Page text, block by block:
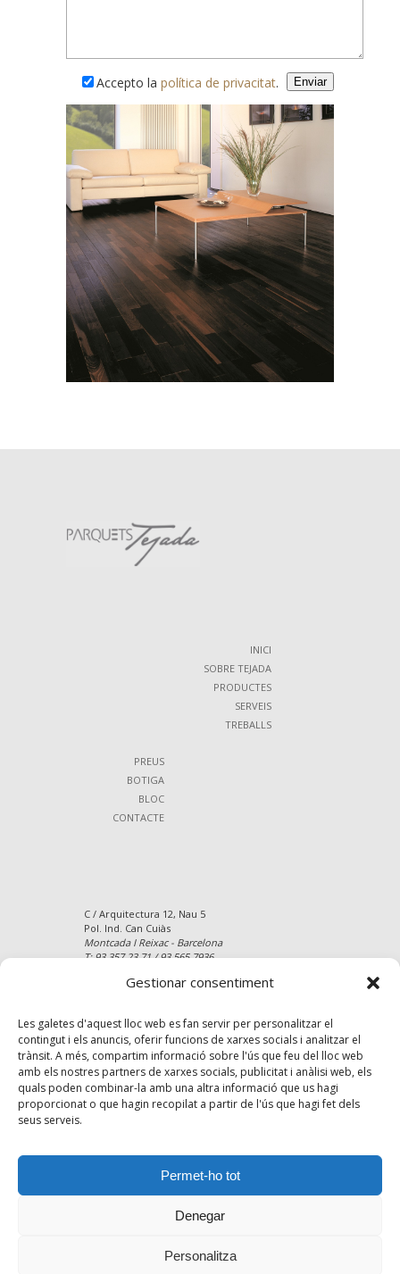
Gestionar consentiment
Les galetes d'aquest lloc web es fan servir per personalitzar el
contingut i els anuncis, oferir funcions de xarxes socials i analitzar el
trànsit. A més, compartim informació sobre l'ús que feu del lloc web
amb els nostres partners de xarxes socials, publicitat i anàlisi web, els
quals poden combinar-la amb una altra informació que us hagi
proporcionat o que hagin recopilat a partir de l'ús que hagi fet dels
seus serveis.
Permet-ho tot
Denegar
Personalitza
Accepto la política de privacitat.
INICI
SOBRE TEJADA
PRODUCTES
SERVEIS
TREBALLS
PREUS
BOTIGA
BLOC
CONTACTE
C / Arquitectura 12, Nau 5
Pol. Ind. Can Cuiàs
Montcada I Reixac - Barcelona
T: 93 357 23 71 / 93 565 7936
Lloc web:
info@parquetstejada.com
Site map